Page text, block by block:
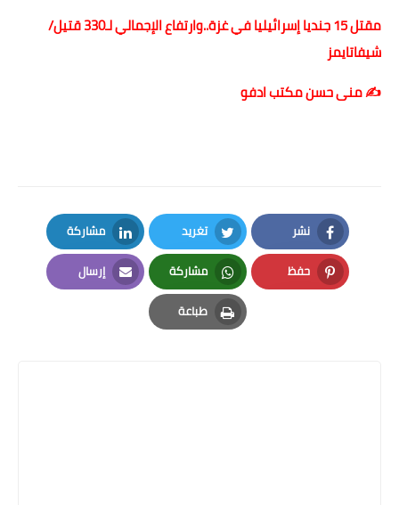
مقتل 15 جنديا إسرائيليا في غزة..وارتفاع الإجمالي لـ330 قتيل/
شيفاتايمز
✍️ منى حسن مكتب ادفو
نشر
Facebook
تغريد
Twitter
مشاركة
LinkedIn
حفظ
Pinterest
مشاركة
Whatsapp
إرسال
Email
طباعة
Print